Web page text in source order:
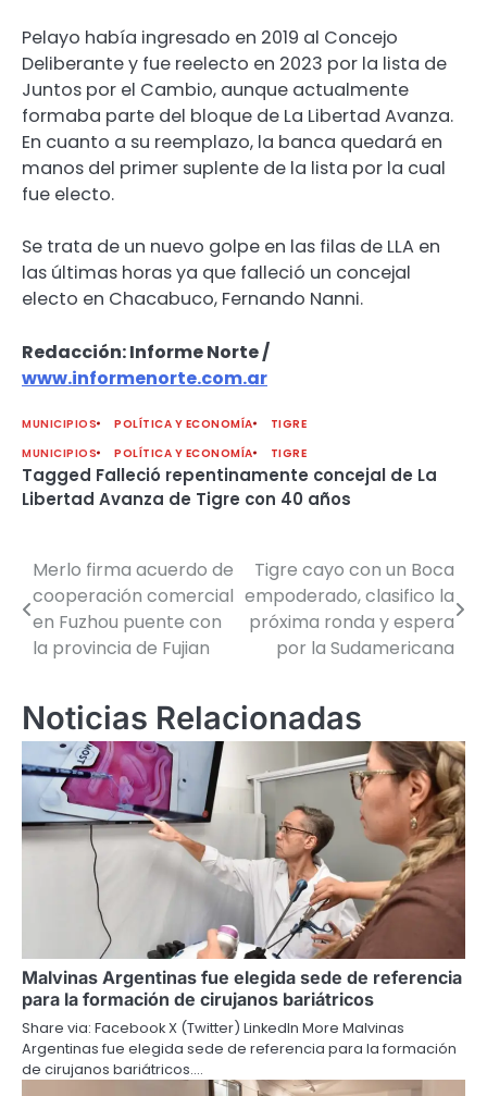
Pelayo había ingresado en 2019 al Concejo
Deliberante y fue reelecto en 2023 por la lista de
Juntos por el Cambio, aunque actualmente
formaba parte del bloque de La Libertad Avanza.
En cuanto a su reemplazo, la banca quedará en
manos del primer suplente de la lista por la cual
fue electo.
Se trata de un nuevo golpe en las filas de LLA en
las últimas horas ya que falleció un concejal
electo en Chacabuco, Fernando Nanni.
Redacción: Informe Norte /
www.informenorte.com.ar
MUNICIPIOS POLÍTICA Y ECONOMÍA
TIGRE
MUNICIPIOS
POLÍTICA Y ECONOMÍA TIGRE
Tagged Falleció repentinamente concejal de La
Libertad Avanza de Tigre con 40 años
Navegación
de
entradas
Merlo firma acuerdo de
cooperación comercial
en Fuzhou puente con
la provincia de Fujian
Tigre cayo con un Boca
empoderado, clasifico la
próxima ronda y espera
por la Sudamericana
Noticias Relacionadas
Malvinas Argentinas fue elegida sede de referencia
para la formación de cirujanos bariátricos
Share via: Facebook X (Twitter) LinkedIn More Malvinas
Argentinas fue elegida sede de referencia para la formación
de cirujanos bariátricos.…